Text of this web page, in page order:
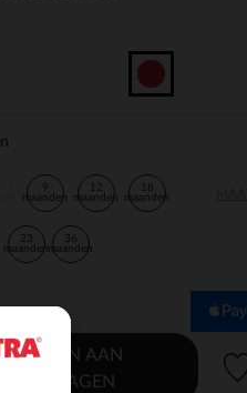
9
maanden
12
maanden
18
maanden
23
maanden
36
maanden
AAN